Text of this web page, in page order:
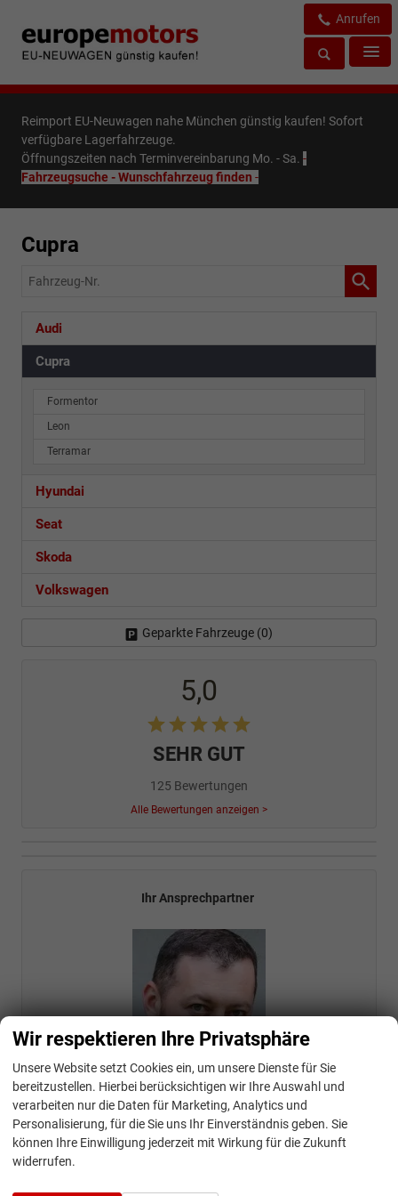
Anrufen
Reimport EU-Neuwagen nahe München günstig kaufen! Sofort
verfügbare Lagerfahrzeuge.
Öffnungszeiten nach Terminvereinbarung Mo. - Sa. -
Fahrzeugsuche - Wunschfahrzeug finden -
Cupra
Fahrzeug-
Audi
Cupra
Formentor
Leon
Terramar
Hyundai
Seat
Skoda
Volkswagen
Geparkte Fahrzeuge (0)
5,0
SEHR GUT
125 Bewertungen
Alle Bewertungen anzeigen >
Ihr Ansprechpartner
Konstantin Forsch
Wir respektieren Ihre Privatsphäre
Unsere Website setzt Cookies ein, um unsere Dienste für Sie
bereitzustellen. Hierbei berücksichtigen wir Ihre Auswahl und
verarbeiten nur die Daten für Marketing, Analytics und
Personalisierung, für die Sie uns Ihr Einverständnis geben. Sie
können Ihre Einwilligung jederzeit mit Wirkung für die Zukunft
widerrufen.